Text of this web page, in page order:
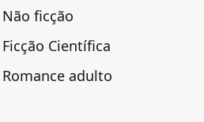
Não ficção
Ficção Científica
Romance adulto